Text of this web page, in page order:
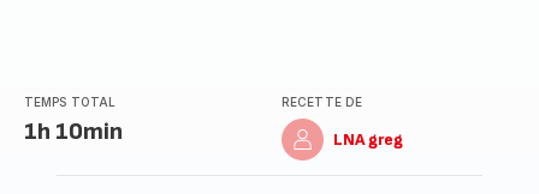
TEMPS TOTAL
1h 10min
RECETTE DE
LNA greg